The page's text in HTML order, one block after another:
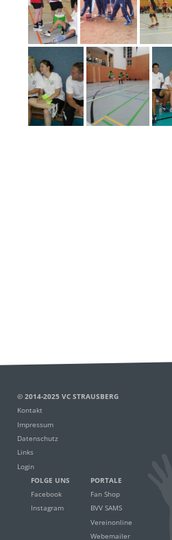
© 2014-2025 VC STRAUSBERG
Kontakt
Impressum
Datenschutz
Links
Login
FOLGE UNS
Facebook
Instagram
PORTALE
Fan Shop
BVV SAMS
Vereinonline
Webemailer